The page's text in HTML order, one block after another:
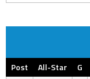
Post All-Star G